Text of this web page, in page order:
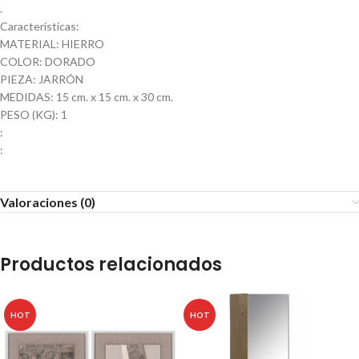
.
Características:
MATERIAL: HIERRO
COLOR: DORADO
PIEZA: JARRÓN
MEDIDAS: 15 cm. x 15 cm. x 30 cm.
PESO (KG): 1
:
:
Valoraciones (0)
Productos relacionados
HOT HOT